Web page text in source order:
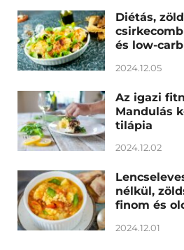
Diétás,
és low-carb
2024.12.05
Az igazi
Mandulás
tilápia
2024.12.02
nélkül,
finom és
2024.12.01